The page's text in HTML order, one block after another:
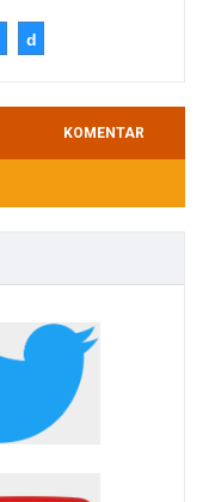
d
KOMENTAR